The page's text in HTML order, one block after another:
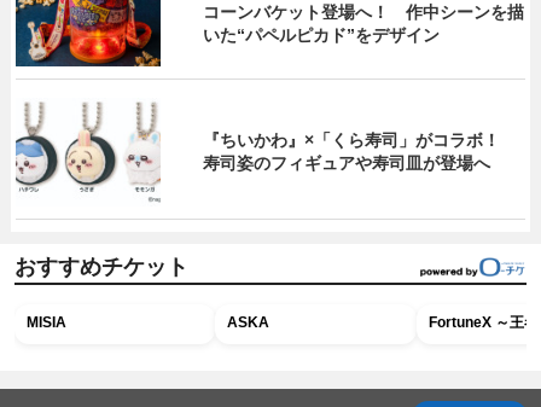
コーンバケット登場へ！ 作中シーンを描
いた“パペルピカド”をデザイン
『ちいかわ』×「くら寿司」がコラボ！
寿司姿のフィギュアや寿司皿が登場へ
おすすめチケット
MISIA ASKA FortuneX ～王